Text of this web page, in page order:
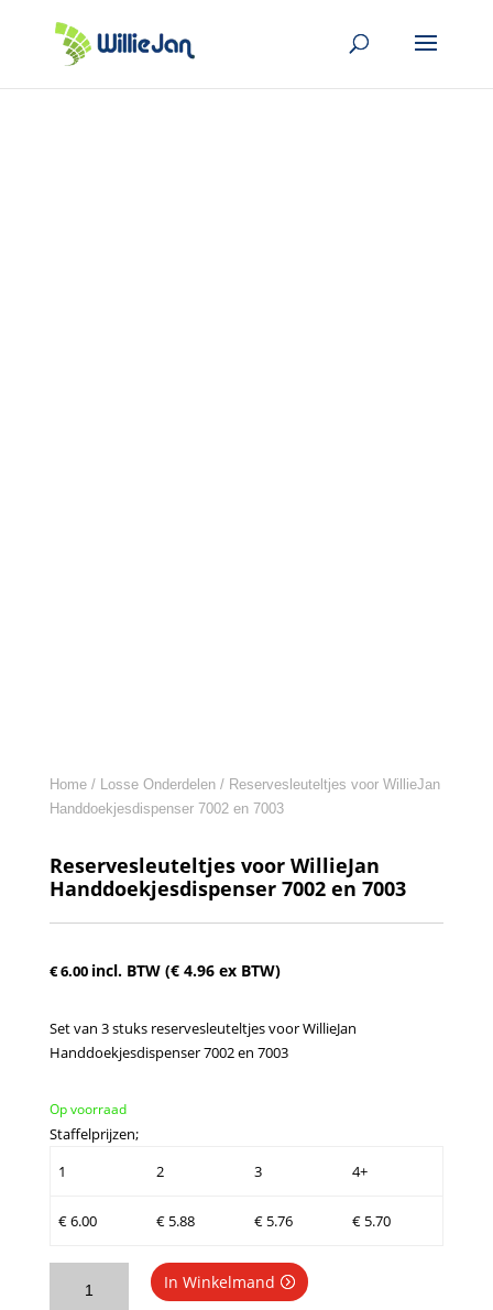
Home/ Losse Onderdelen/ Reservesleuteltjes voor WillieJan
Handdoekjesdispenser 7002 en 7003
Reservesleuteltjes voor WillieJan
Handdoekjesdispenser 7002 en 7003
€6.00 incl. BTW (€4.96ex BTW)
Set van 3 stuks reservesleuteltjes voor WillieJan
Handdoekjesdispenser 7002 en 7003
Op voorraad
Staffelprijzen;
1
2 3 4+
€6.00 € 5.88 € 5.76 € 5.70
ReservesleuteltjesIn Winkelmand